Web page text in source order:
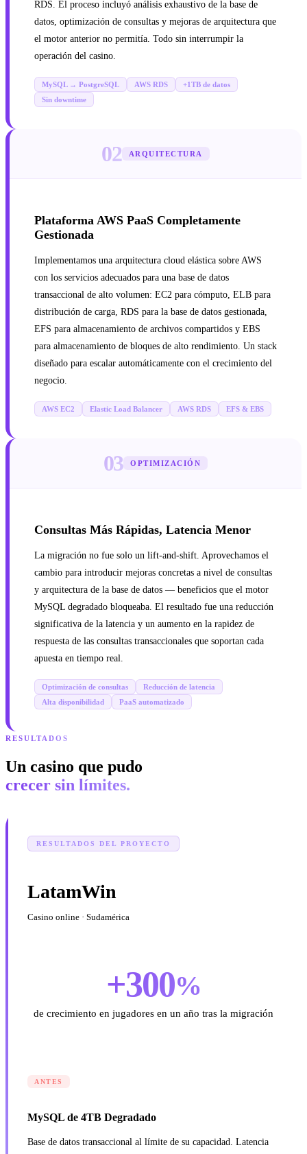
RDS. El proceso incluyó análisis exhaustivo de la base de
datos, optimización de consultas y mejoras de arquitectura que
el motor anterior no permitía. Todo sin interrumpir la
operación del casino.
MySQL → PostgreSQL AWS RDS
+1TB de datos
Sin downtime
02 ARQUITECTURA
Plataforma AWS PaaS Completamente
Gestionada
Implementamos una arquitectura cloud elástica sobre AWS
con los servicios adecuados para una base de datos
transaccional de alto volumen: EC2 para cómputo, ELB para
distribución de carga, RDS para la base de datos gestionada,
EFS para almacenamiento de archivos compartidos y EBS
para almacenamiento de bloques de alto rendimiento. Un stack
diseñado para escalar automáticamente con el crecimiento del
negocio.
AWS EC2 Elastic Load Balancer AWS RDS EFS & EBS
03 OPTIMIZACIÓN
Consultas Más Rápidas, Latencia Menor
La migración no fue solo un lift-and-shift. Aprovechamos el
cambio para introducir mejoras concretas a nivel de consultas
y arquitectura de la base de datos — beneficios que el motor
MySQL degradado bloqueaba. El resultado fue una reducción
significativa de la latencia y un aumento en la rapidez de
respuesta de las consultas transaccionales que soportan cada
apuesta en tiempo real.
Optimización de consultas
Reducción de latencia
Alta disponibilidad
PaaS automatizado
RESULTADOS
Un casino que pudo
crecer sin límites.
RESULTADOS DEL PROYECTO
LatamWin
Casino online · Sudamérica
+300%
de crecimiento en jugadores en un año tras la migración
ANTES
MySQL de 4TB Degradado
Base de datos transaccional al límite de su capacidad. Latencia